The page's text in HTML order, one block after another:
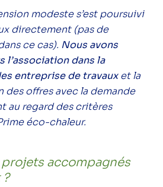
modeste s’est poursuivi
directement (pas de
ce cas). Nous avons
l’association dans la
entreprise de travauxet la
des offres avec la demande
au regard des critères
éco-chaleur.
accompagnés